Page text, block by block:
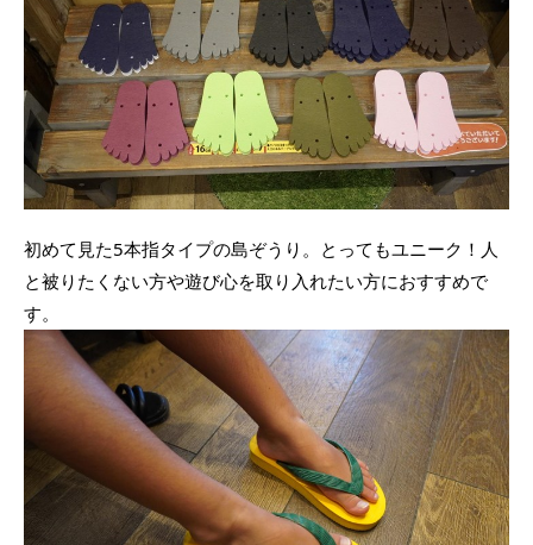
初めて見た5本指タイプの島ぞうり。とってもユニーク！人
と被りたくない方や遊び心を取り入れたい方におすすめで
す。